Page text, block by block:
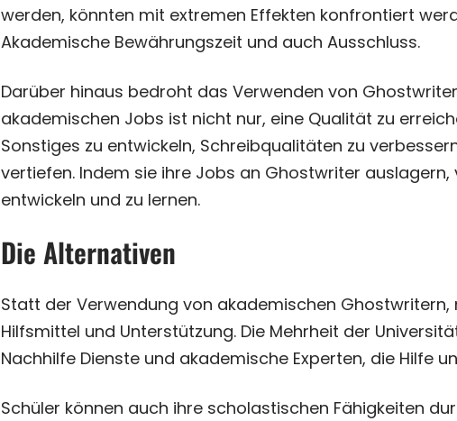
werden, könnten mit extremen Effekten konfrontiert
Akademische Bewährungszeit und auch Ausschluss.
Darüber hinaus bedroht das Verwenden von
akademischen Jobs ist nicht nur, eine Qualität zu
Sonstiges zu entwickeln, Schreibqualitäten zu
vertiefen. Indem sie ihre Jobs an Ghostwriter
entwickeln und zu lernen.
Die Alternativen
Statt der Verwendung von akademischen
Hilfsmittel und Unterstützung. Die Mehrheit der
Nachhilfe Dienste und akademische Experten, die Hilfe
Schüler können auch ihre scholastischen Fähigkeiten